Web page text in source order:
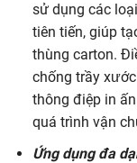
sử dụng các
tiên tiến, giúp
thùng carton.
chống trầy
thông điệp in
quá trình vận
Ứng dụng đa